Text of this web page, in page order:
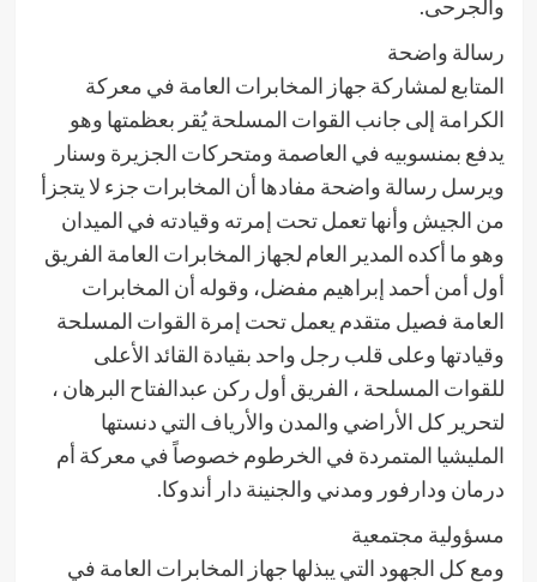
والجرحى.
رسالة واضحة
المتابع لمشاركة جهاز المخابرات العامة في معركة
الكرامة إلى جانب القوات المسلحة يُقر بعظمتها وهو
يدفع بمنسوبيه في العاصمة ومتحركات الجزيرة وسنار
ويرسل رسالة واضحة مفادها أن المخابرات جزء لا يتجزأ
من الجيش وأنها تعمل تحت إمرته وقيادته في الميدان
وهو ما أكده المدير العام لجهاز المخابرات العامة الفريق
أول أمن أحمد إبراهيم مفضل، وقوله أن المخابرات
العامة فصيل متقدم يعمل تحت إمرة القوات المسلحة
وقيادتها وعلى قلب رجل واحد بقيادة القائد الأعلى
للقوات المسلحة ، الفريق أول ركن عبدالفتاح البرهان ،
لتحرير كل الأراضي والمدن والأرياف التي دنستها
المليشيا المتمردة في الخرطوم خصوصاً في معركة أم
درمان ودارفور ومدني والجنينة دار أندوكا.
مسؤولية مجتمعية
ومع كل الجهود التي يبذلها جهاز المخابرات العامة في